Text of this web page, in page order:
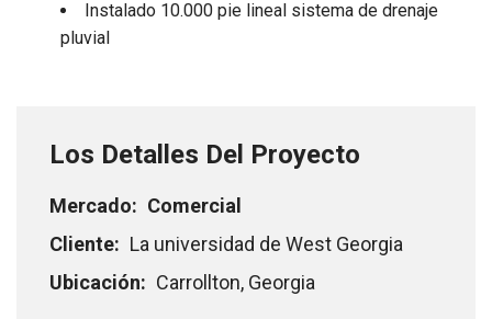
Los Detalles Del Proyecto
Mercado: Comercial
Cliente: La universidad de West Georgia
Ubicación: Carrollton, Georgia
Instalado 10.000 pie lineal sistema de drenaje
pluvial